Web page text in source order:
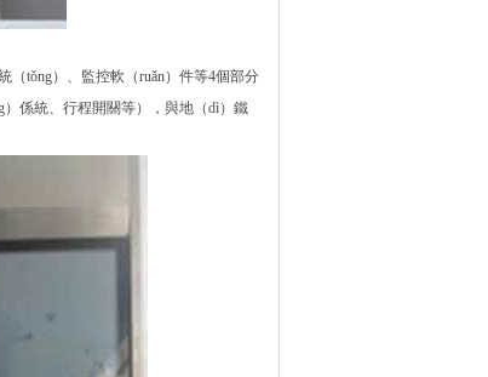
（tǒng）、監控軟（ruǎn）件等4個部分
係統、行程開關等），與地（dì）鐵